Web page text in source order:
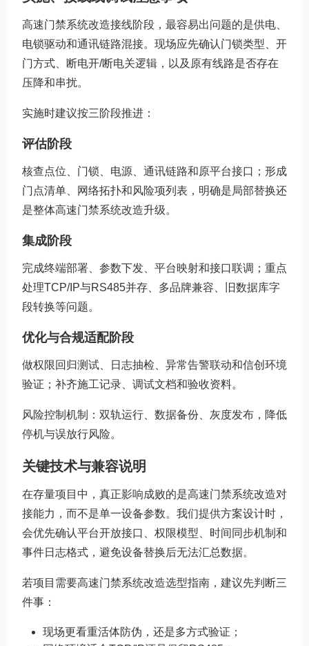
高速门禁系统改造接线阶段，最容易出问题的是供电、
电锁驱动和通讯链路混接。现场应先确认门锁类型、开
门方式、断电开/断电关逻辑，以及原有线路是否存在
压降和串扰。
实施时建议按三阶段推进：
评估阶段
核查点位、门锁、电源、通讯链路和原平台接口；形成
门点清单、网络拓扑和风险项列表，明确是局部替换还
是整体高速门禁系统改造升级。
集成阶段
完成终端部署、参数下发、平台映射和接口联调；重点
处理TCP/IP与RS485并存、多品牌兼容、旧数据库字
段转换等问题。
优化与合规适配阶段
做权限回归测试、日志抽检、异常告警联动和信创环境
验证；补齐施工记录、调试文档和验收资料。
风险控制机制：双轨运行、数据备份、灰度发布，降低
停机与误放行风险。
关键技术与兼容说明
在存量项目中，真正影响成败的是高速门禁系统改造对
接能力，而不是单一设备参数。我们提供方案设计时，
会优先确认平台开放接口、权限模型、时间同步机制和
事件日志格式，避免设备替换后无法汇总数据。
若项目需要高速门禁系统改造选型指南，建议先判断三
件事：
现场更看重活体防伪，还是多方式验证；